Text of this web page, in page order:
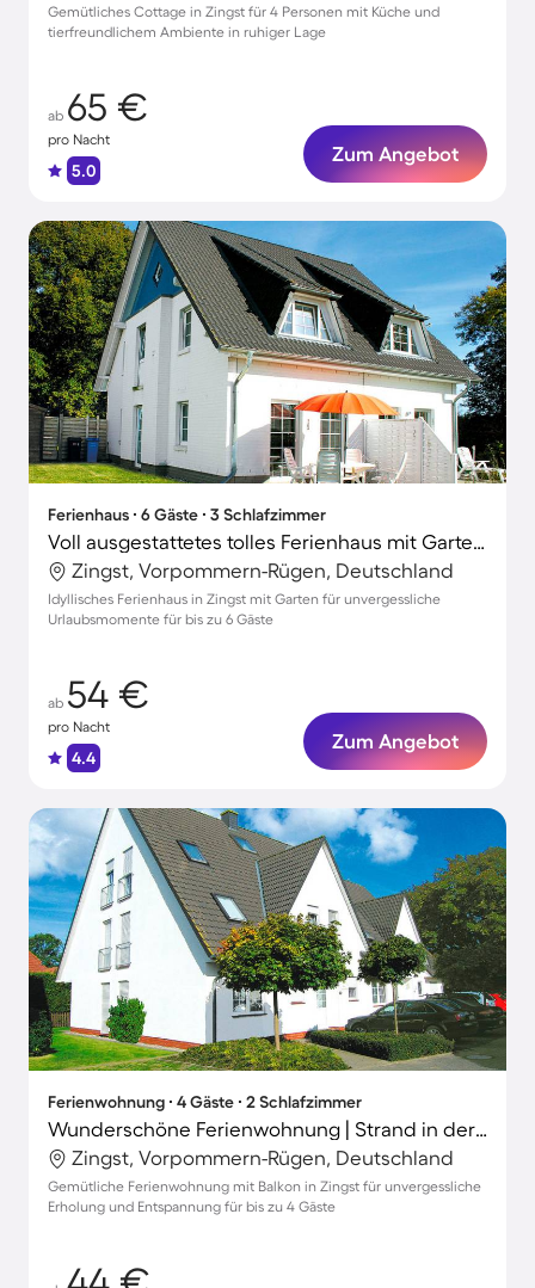
Gemütliches Cottage in Zingst für 4 Personen mit Küche und
tierfreundlichem Ambiente in ruhiger Lage
ab 65 €
pro Nacht
5.0
Zum Angebot
Ferienhaus ∙ 6 Gäste ∙ 3 Schlafzimmer
Voll ausgestattetes tolles Ferienhaus mit Garten, Grill und Terrasse
Zingst, Vorpommern-Rügen, Deutschland
Idyllisches Ferienhaus in Zingst mit Garten für unvergessliche
Urlaubsmomente für bis zu 6 Gäste
ab 54 €
pro Nacht
4.4
Zum Angebot
Ferienwohnung ∙ 4 Gäste ∙ 2 Schlafzimmer
Wunderschöne Ferienwohnung | Strand in der Nähe
Zingst, Vorpommern-Rügen, Deutschland
Gemütliche Ferienwohnung mit Balkon in Zingst für unvergessliche
Erholung und Entspannung für bis zu 4 Gäste